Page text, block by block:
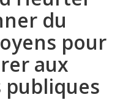
du
pour
aux